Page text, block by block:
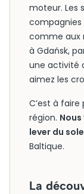
moteur. Les
compagnies
comme aux
à Gdańsk,
une activité
aimez les
C’est à
région.
lever du
Baltique.
La